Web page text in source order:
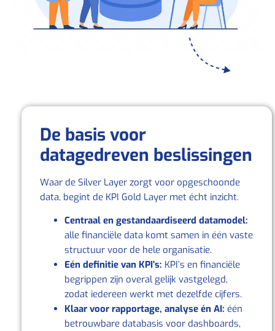
De basis voor
datagedreven beslissingen
Waar de Silver Layer zorgt voor opgeschoonde
data, begint de KPI Gold Layer met écht inzicht.
Centraal en gestandaardiseerd datamodel:
alle financiële data komt samen in één vaste
structuur voor de hele organisatie.
Eén definitie van KPI’s: KPI’s en financiële
begrippen zijn overal gelijk vastgelegd,
zodat iedereen werkt met dezelfde cijfers.
Klaar voor rapportage, analyse én AI: één
betrouwbare databasis voor dashboards,